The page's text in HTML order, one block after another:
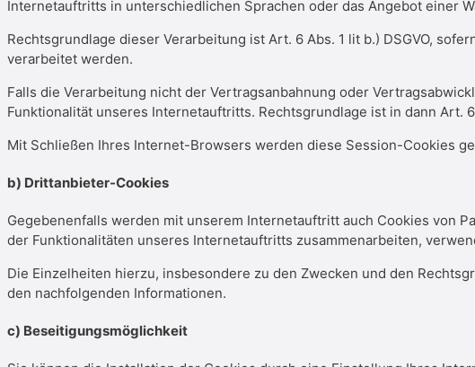
Internetauftritts in unterschiedlichen Sprachen oder das Angebot einer
Rechtsgrundlage dieser Verarbeitung ist Art. 6 Abs. 1 lit b.) DSGVO,
verarbeitet werden.
Falls die Verarbeitung nicht der Vertragsanbahnung oder
Funktionalität unseres Internetauftritts. Rechtsgrundlage ist in dann Art. 6
Mit Schließen Ihres Internet-Browsers werden diese Session-Cookies
b) Drittanbieter-Cookies
Gegebenenfalls werden mit unserem Internetauftritt auch Cookies von
der Funktionalitäten unseres Internetauftritts zusammenarbeiten,
Die Einzelheiten hierzu, insbesondere zu den Zwecken und den
den nachfolgenden Informationen.
c) Beseitigungsmöglichkeit